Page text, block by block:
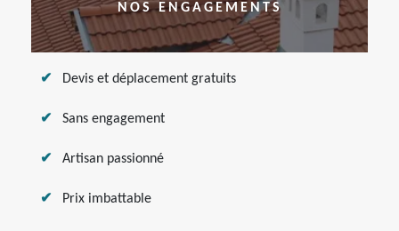
NOS ENGAGEMENTS
Devis et déplacement gratuits
Sans engagement
Artisan passionné
Prix imbattable